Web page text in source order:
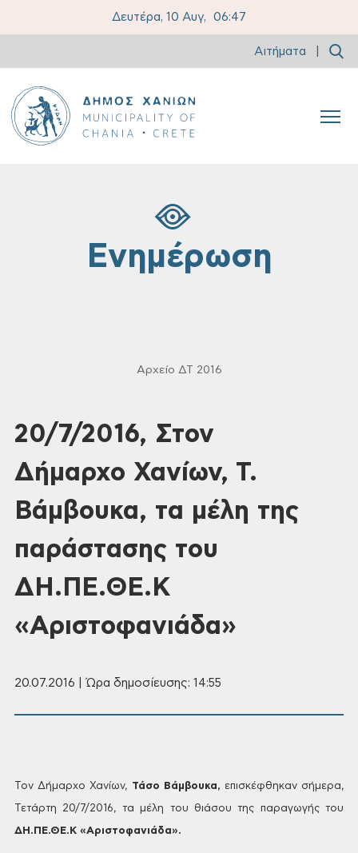
Δευτέρα, 10 Αυγ, 06:47
Αιτήματα
Ενημέρωση
Αρχείο ΔΤ 2016
20/7/2016, Στον
Δήμαρχο Χανίων, Τ.
Βάμβουκα, τα μέλη της
παράστασης του
ΔΗ.ΠΕ.ΘΕ.Κ
«Αριστοφανιάδα»
20.07.2016 | Ώρα δημοσίευσης: 14:55
Τον Δήμαρχο Χανίων, Τάσο Βάμβουκα, επισκέφθηκαν σήμερα,
Τετάρτη 20/7/2016, τα μέλη του θιάσου της παραγωγής του
ΔΗ.ΠΕ.ΘΕ.Κ «Αριστοφανιάδα».